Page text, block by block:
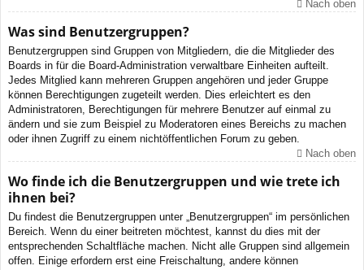
Nach oben
Was sind Benutzergruppen?
Benutzergruppen sind Gruppen von Mitgliedern, die die Mitglieder des
Boards in für die Board-Administration verwaltbare Einheiten aufteilt.
Jedes Mitglied kann mehreren Gruppen angehören und jeder Gruppe
können Berechtigungen zugeteilt werden. Dies erleichtert es den
Administratoren, Berechtigungen für mehrere Benutzer auf einmal zu
ändern und sie zum Beispiel zu Moderatoren eines Bereichs zu machen
oder ihnen Zugriff zu einem nichtöffentlichen Forum zu geben.
Nach oben
Wo finde ich die Benutzergruppen und wie trete ich
ihnen bei?
Du findest die Benutzergruppen unter „Benutzergruppen“ im persönlichen
Bereich. Wenn du einer beitreten möchtest, kannst du dies mit der
entsprechenden Schaltfläche machen. Nicht alle Gruppen sind allgemein
offen. Einige erfordern erst eine Freischaltung, andere können